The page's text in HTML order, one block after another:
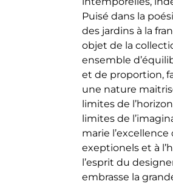
Puisé dans la
des jardins à la
objet de la
ensemble
et de proportion,
une nature
limites de
limites de
marie l’excellence
exeptionels et à
l’esprit du
embrasse la